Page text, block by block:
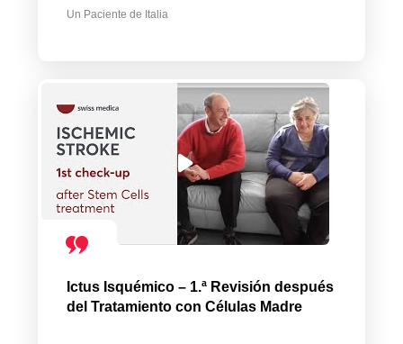
Un Paciente de Italia
Ictus Isquémico – 1.ª Revisión después
del Tratamiento con Células Madre